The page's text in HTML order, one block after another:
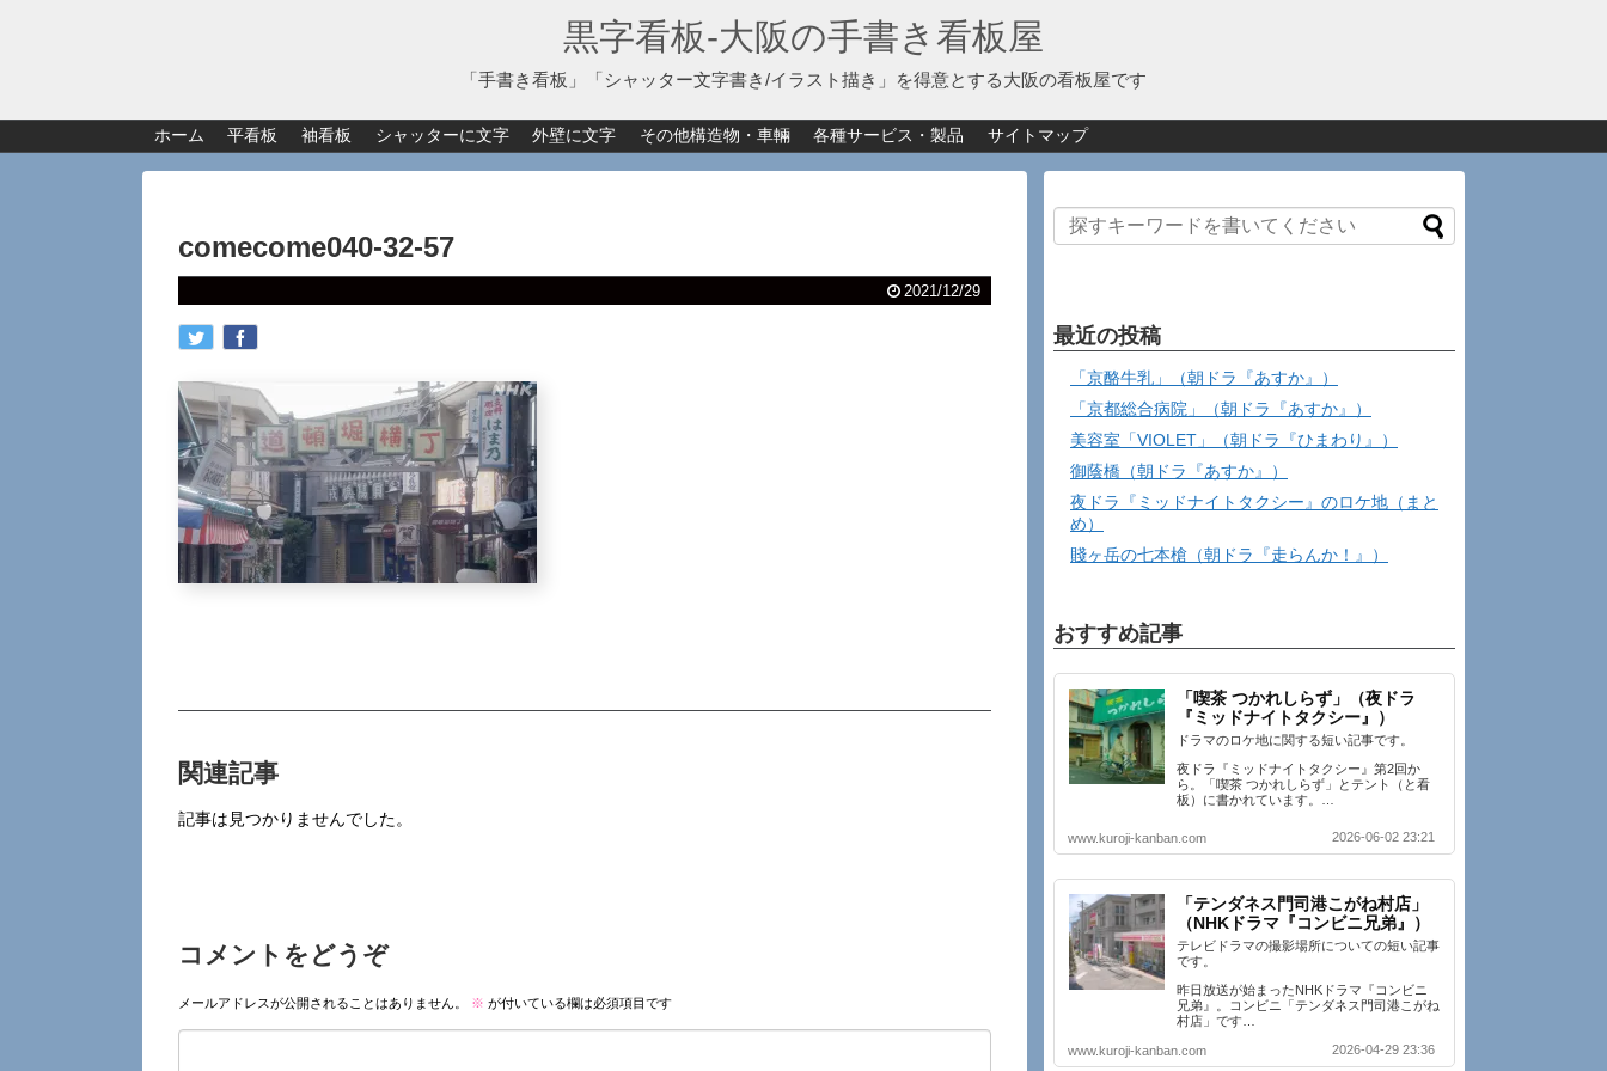
黒字看板‐大阪の手書き看板屋
「手書き看板」「シャッター文字書き/イラスト描き」を得意とする大阪の看板屋です
ホーム 平看板 袖看板 シャッターに文字 外壁に文字 その他構造物・車輛 各種サービス・製品 サイトマップ
comecome040-32-57
2021/12/29
関連記事
記事は見つかりませんでした。
コメントをどうぞ
メールアドレスが公開されることはありません。 ※ が付いている欄は必須項目です
最近の投稿
「京酪牛乳」（朝ドラ『あすか』）
「京都総合病院」（朝ドラ『あすか』）
美容室「VIOLET」（朝ドラ『ひまわり』）
御蔭橋（朝ドラ『あすか』）
夜ドラ『ミッドナイトタクシー』のロケ地（まと
め）
賤ヶ岳の七本槍（朝ドラ『走らんか！』）
おすすめ記事
「喫茶 つかれしらず」（夜ドラ
『ミッドナイトタクシー』）
ドラマのロケ地に関する短い記事です。
夜ドラ『ミッドナイトタクシー』第2回か
ら。「喫茶 つかれしらず」とテント（と看
板）に書かれています。…
www.kuroji-kanban.com 2026-06-02 23:21
「テンダネス門司港こがね村店」
（NHKドラマ『コンビニ兄弟』）
テレビドラマの撮影場所についての短い記事
です。
昨日放送が始まったNHKドラマ『コンビニ
兄弟』。コンビニ「テンダネス門司港こがね
村店」です…
www.kuroji-kanban.com 2026-04-29 23:36